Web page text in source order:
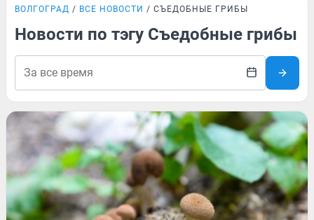
ВОЛГОГРАД ВСЕ НОВОСТИ СЪЕДОБНЫЕ ГРИБЫ
Новости по тэгу Съедобные грибы